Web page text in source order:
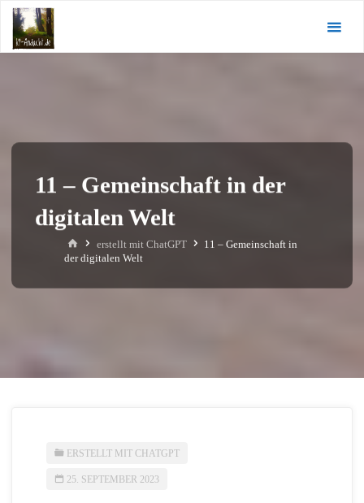
Zum
Inhalt
springen
11 – Gemeinschaft in der
digitalen Welt
Starterstellt mit ChatGPT
11 – Gemeinschaft in
der digitalen Welt
ERSTELLT MIT CHATGPT
25. SEPTEMBER 2023